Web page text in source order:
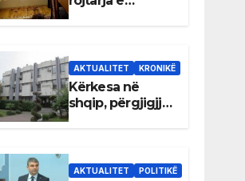
dhomës së
AKTUALITET KRONIKË
Kërkesa në
shqip, përgjigjja
e sekretariatit
në gjuhën
malazeze
AKTUALITET POLITIKË